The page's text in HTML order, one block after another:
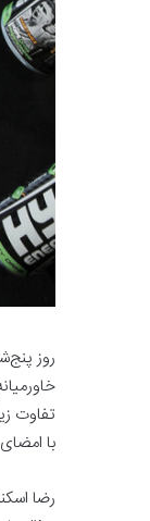
تفاوت
با